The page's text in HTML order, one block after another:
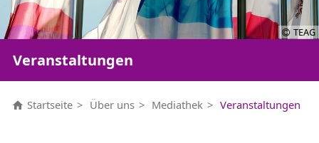
TEAG
Veranstaltungen
Startseite Über uns Mediathek Veranstaltungen